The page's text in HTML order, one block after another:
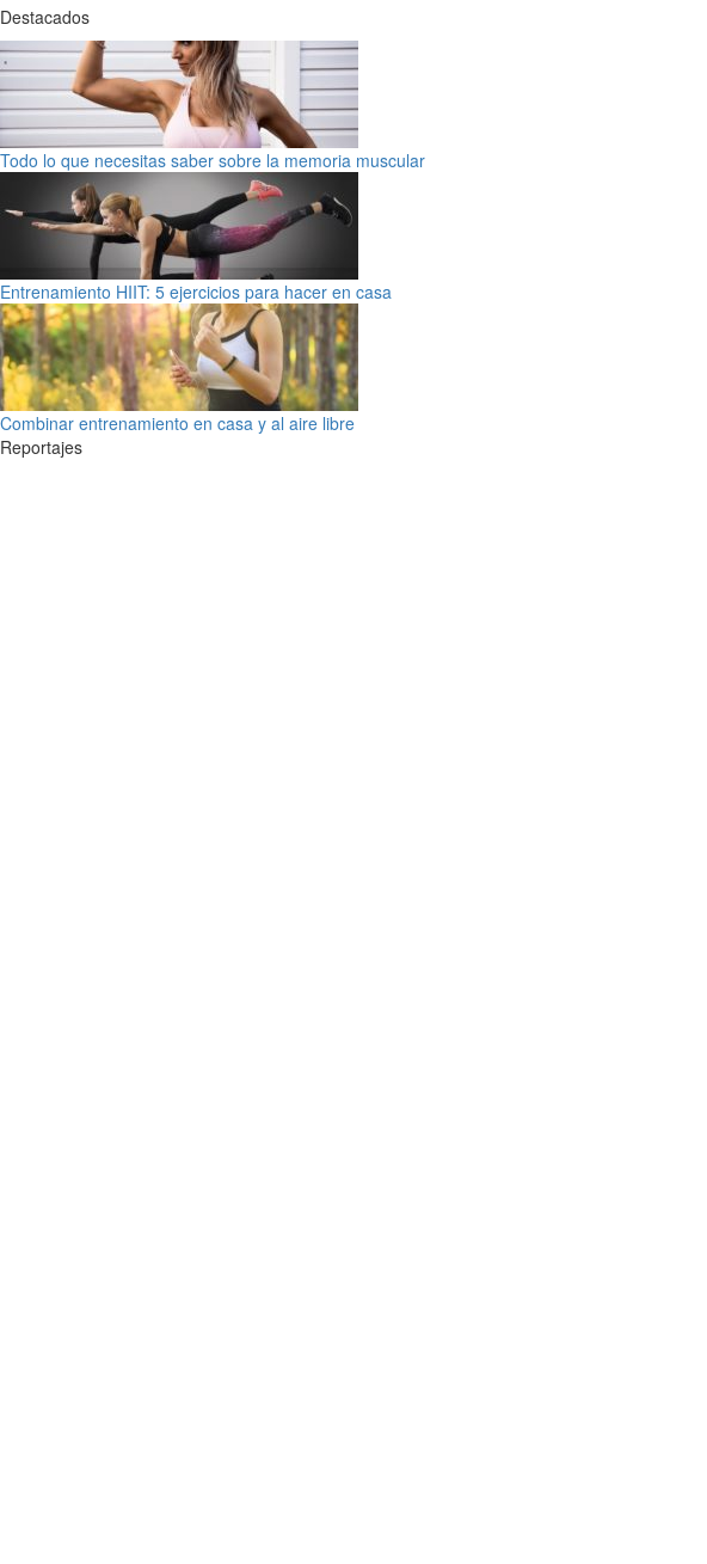
Destacados
Todo lo que necesitas saber sobre la memoria muscular
Entrenamiento HIIT: 5 ejercicios para hacer en casa
Combinar entrenamiento en casa y al aire libre
Reportajes